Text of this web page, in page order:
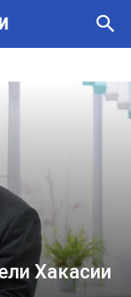
Хакасии